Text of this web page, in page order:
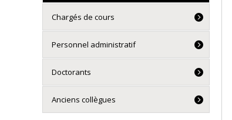
Chargés de cours
Personnel administratif
Doctorants
Anciens collègues